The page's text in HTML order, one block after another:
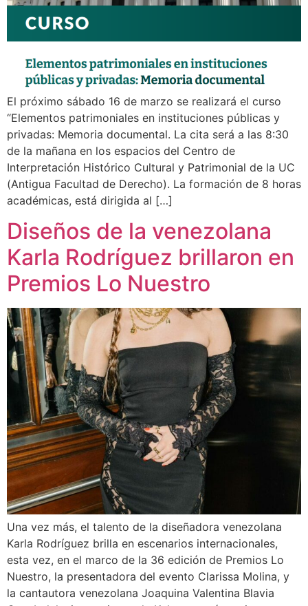
El próximo sábado 16 de marzo se realizará el curso
“Elementos patrimoniales en instituciones públicas y
privadas: Memoria documental. La cita será a las 8:30
de la mañana en los espacios del Centro de
Interpretación Histórico Cultural y Patrimonial de la UC
(Antigua Facultad de Derecho). La formación de 8 horas
académicas, está dirigida al […]
Diseños de la venezolana
Karla Rodríguez brillaron en
Premios Lo Nuestro
Una vez más, el talento de la diseñadora venezolana
Karla Rodríguez brilla en escenarios internacionales,
esta vez, en el marco de la 36 edición de Premios Lo
Nuestro, la presentadora del evento Clarissa Molina, y
la cantautora venezolana Joaquina Valentina Blavia